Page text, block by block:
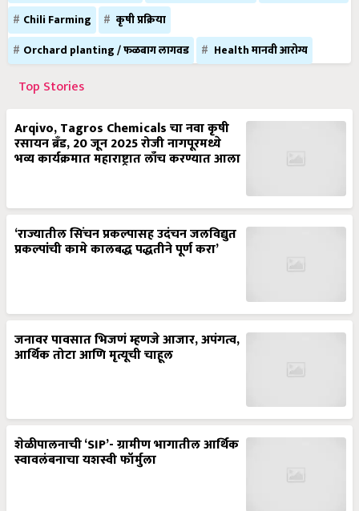
Chili Farming
कृषी प्रक्रिया
Orchard planting / फळबाग लागवड
Health मानवी आरोग्य
Top Stories
Arqivo, Tagros Chemicals चा नवा कृषी
रसायन ब्रँड, 20 जून 2025 रोजी नागपूरमध्ये
भव्य कार्यक्रमात महाराष्ट्रात लाँच करण्यात आला
‘राज्यातील सिंचन प्रकल्पासह उदंचन जलविद्युत
प्रकल्पांची कामे कालबद्ध पद्धतीने पूर्ण करा’
जनावर पावसात भिजणं म्हणजे आजार, अपंगत्व,
आर्थिक तोटा आणि मृत्यूची चाहूल
शेळीपालनाची ‘SIP’- ग्रामीण भागातील आर्थिक
स्वावलंबनाचा यशस्वी फॉर्मुला